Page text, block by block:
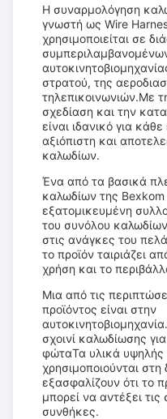
Η συναρμολόγηση
γνωστή ως Wire
χρησιμοποιείται σε
στρατού, της
τηλεπικοινωνιών.Με
σχεδίαση και την
είναι ιδανικό για
αξιόπιστη και
καλωδίων.
Ένα από τα βασικά
καλωδίων της Bexkom
εξατομικευμένη
του συνόλου
στις ανάγκες του
το προϊόν ταιριάζει
χρήση και το
Μια από τις
προϊόντος είναι στην
σχοινί καλωδίωσης
φώταΤα υλικά υψηλής
χρησιμοποιούνται
εξασφαλίζουν ότι το
μπορεί να αντέξει
συνθήκες.